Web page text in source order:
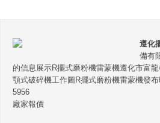
遵化
備有
的信息展示R擺式磨粉機雷蒙機遵化市富
顎式破碎機工作圖R擺式磨粉機雷蒙機發
5956
廠家報價